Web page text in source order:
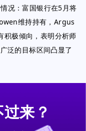
况：富国银行在5月将
维持持有，Argus
积极倾向，表明分析师
泛的目标区间凸显了
来？